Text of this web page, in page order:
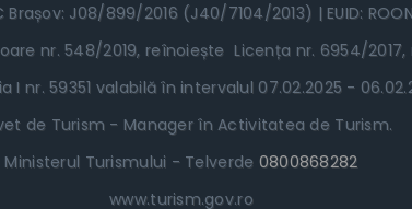
Brașov: J08/899/2016 (J40/7104/2013) | EUID:
nr. 548/2019, reînoiește Licența nr. 6954/
I nr. 59351 valabilă în intervalul 07.02.2025 -
de Turism - Manager în Activitatea de Turism.
Ministerul Turismului - Telverde 0800868282
www.turism.gov.ro